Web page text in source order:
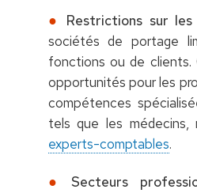
Restrictions sur les
sociétés de portage
fonctions ou de clients.
opportunités pour les
compétences
tels que les médecins,
experts-comptables.
Secteurs